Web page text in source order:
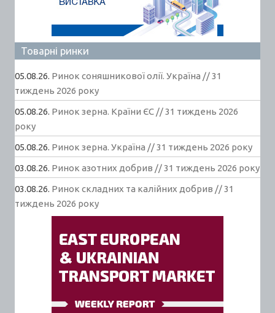
Товарні ринки
05.08.26. Ринок соняшникової олії. Україна // 31
тиждень 2026 року
05.08.26. Ринок зерна. Країни ЄС // 31 тиждень 2026
року
05.08.26. Ринок зерна. Україна // 31 тиждень 2026 року
03.08.26. Ринок азотних добрив // 31 тиждень 2026 року
03.08.26. Ринок складних та калійних добрив // 31
тиждень 2026 року